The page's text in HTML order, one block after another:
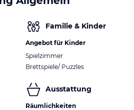
Familie & Kinder
Angebot für Kinder
Spielzimmer
Brettspiele/ Puzzles
Ausstattung
Räumlichkeiten